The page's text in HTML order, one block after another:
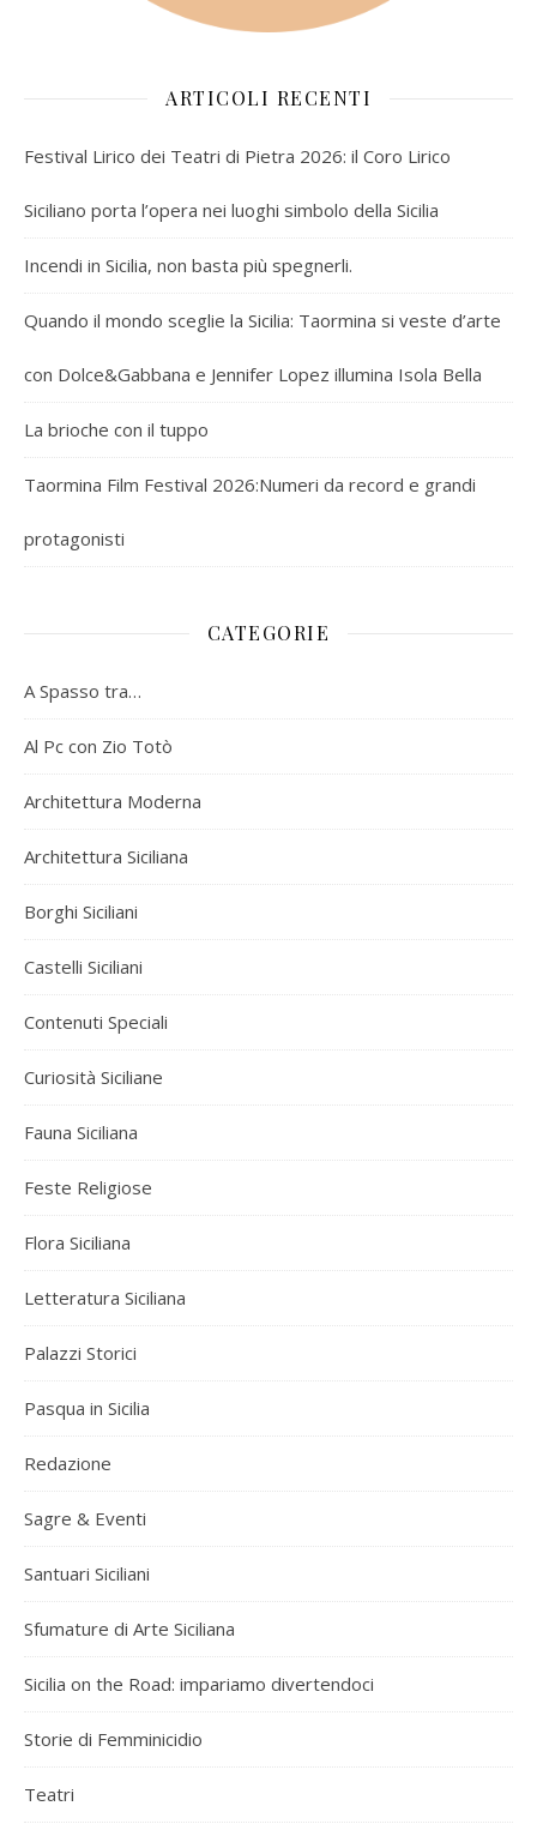
ARTICOLI RECENTI
Festival Lirico dei Teatri di Pietra 2026: il Coro Lirico
Siciliano porta l’opera nei luoghi simbolo della Sicilia
Incendi in Sicilia, non basta più spegnerli.
Quando il mondo sceglie la Sicilia: Taormina si veste d’arte
con Dolce&Gabbana e Jennifer Lopez illumina Isola Bella
La brioche con il tuppo
Taormina Film Festival 2026:Numeri da record e grandi
protagonisti
CATEGORIE
A Spasso tra…
Al Pc con Zio Totò
Architettura Moderna
Architettura Siciliana
Borghi Siciliani
Castelli Siciliani
Contenuti Speciali
Curiosità Siciliane
Fauna Siciliana
Feste Religiose
Flora Siciliana
Letteratura Siciliana
Palazzi Storici
Pasqua in Sicilia
Redazione
Sagre & Eventi
Santuari Siciliani
Sfumature di Arte Siciliana
Sicilia on the Road: impariamo divertendoci
Storie di Femminicidio
Teatri